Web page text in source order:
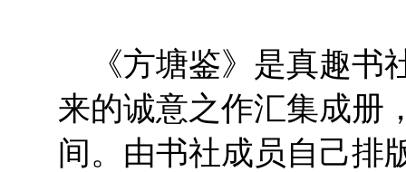
《方塘鉴》是真趣书
来的诚意之作汇集成册
间。由书社成员自己排